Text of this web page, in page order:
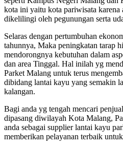
kota ini yaitu kota pariwisata
dikelilingi oleh pegunungan serta
Selaras dengan pertumbuhan
tahunnya, Maka peningkatan tarap
mendorongnya kebutuhan dalam
dan area Tinggal. Hal inilah yg
Parket Malang untuk terus
dibidang lantai kayu yang semakin
kalangan.
Bagi anda yg tengah mencari
dipasang diwilayah Kota Malang,
anda sebagai supplier lantai kayu
memberikan pelayanan terbaik